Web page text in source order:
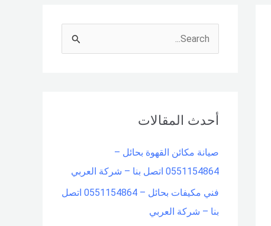
c
f
o
r
:
أحدث المقالات
صيانة مكائن القهوة بحائل –
0551154864 اتصل بنا – شركة العربي
فني مكيفات بحائل – 0551154864 اتصل
بنا – شركة العربي